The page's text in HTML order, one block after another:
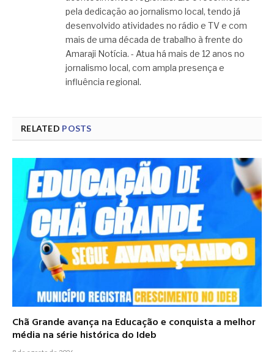
pela dedicação ao jornalismo local, tendo já
desenvolvido atividades no rádio e TV e com
mais de uma década de trabalho à frente do
Amaraji Notícia. - Atua há mais de 12 anos no
jornalismo local, com ampla presença e
influência regional.
RELATED POSTS
Chã Grande avança na Educação e conquista a melhor
média na série histórica do Ideb